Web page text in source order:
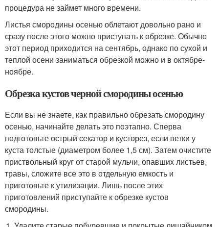
процедура не займет много времени.
Листья смородины осенью облетают довольно рано и
сразу после этого можно приступать к обрезке. Обычно
этот период приходится на сентябрь, однако по сухой и
теплой осени заниматься обрезкой можно и в октябре-
ноябре.
Обрезка кустов черной смородины осенью
Если вы не знаете, как правильно обрезать смородину
осенью, начинайте делать это поэтапно. Сперва
подготовьте острый секатор и кусторез, если ветки у
куста толстые (диаметром более 1,5 см). Затем очистите
приствольный круг от старой мульчи, опавших листьев,
травы, сложите все это в отдельную емкость и
приготовьте к утилизации. Лишь после этих
приготовлений приступайте к обрезке кустов
смородины.